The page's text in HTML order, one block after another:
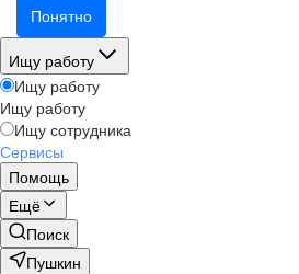
Понятно
Ищу работу
Ищу работу
Ищу работу
Ищу сотрудника
Сервисы
Помощь
Ещё
Поиск
Пушкин